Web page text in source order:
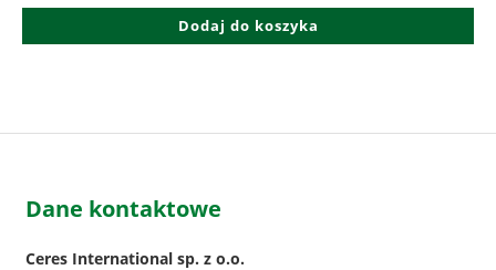
1
180,80 zł.
999,00 zł.
Dodaj do koszyka
Dane kontaktowe
Ceres International sp. z o.o.